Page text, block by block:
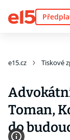
e15.cz Tiskové
Toman,
do